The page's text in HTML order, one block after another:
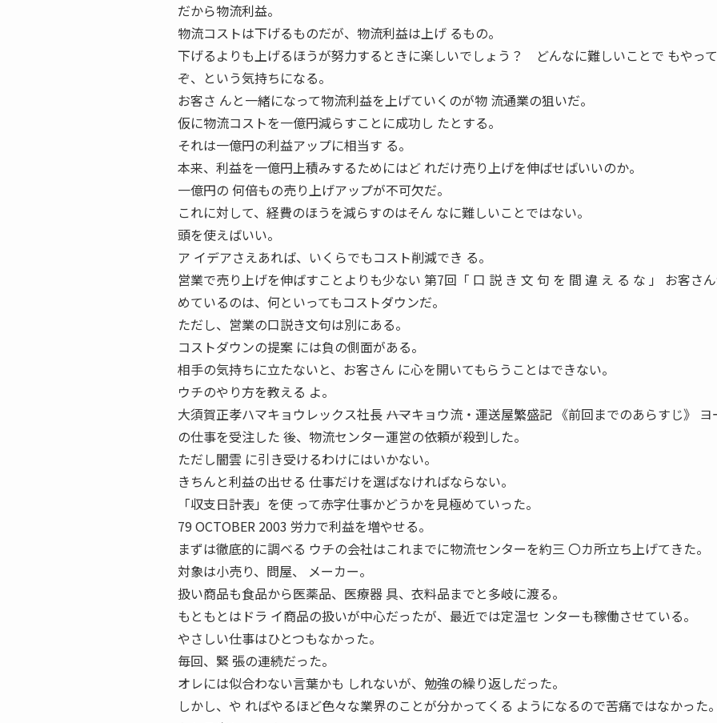
だから物流利益。
物流コストは下げるものだが、物流利益は上げ るもの。
下げるよりも上げるほうが努力するときに楽しいでしょう？ どんなに難しいことで もやっ
ぞ、という気持ちになる。
お客さ んと一緒になって物流利益を上げていくのが物 流通業の狙いだ。
仮に物流コストを一億円減らすことに成功し たとする。
それは一億円の利益アップに相当す る。
本来、利益を一億円上積みするためにはど れだけ売り上げを伸ばせばいいのか。
一億円の 何倍もの売り上げアップが不可欠だ。
これに対して、経費のほうを減らすのはそん なに難しいことではない。
頭を使えばいい。
ア イデアさえあれば、いくらでもコスト削減でき る。
営業で売り上げを伸ばすことよりも少ない 第7回「 口 説 き 文 句 を 間 違 え る な 」 お客さ
めているのは、何といってもコストダウンだ。
ただし、営業の口説き文句は別にある。
コストダウンの提案 には負の側面がある。
相手の気持ちに立たないと、お客さん に心を開いてもらうことはできない。
ウチのやり方を教える よ。
大須賀正孝ハマキョウレックス社長 ――ハマキョウ流・運送屋繁盛記 《前回までのあらすじ》 ヨ
の仕事を受注した 後、物流センター運営の依頼が殺到した。
ただし闇雲 に引き受けるわけにはいかない。
きちんと利益の出せる 仕事だけを選ばなければならない。
「収支日計表」を使 って赤字仕事かどうかを見極めていった。
79 OCTOBER 2003 労力で利益を増やせる。
まずは徹底的に調べる ウチの会社はこれまでに物流センターを約三 〇カ所立ち上げてきた。
対象は小売り、問屋、 メーカー。
扱い商品も食品から医薬品、医療器 具、衣料品までと多岐に渡る。
もともとはドラ イ商品の扱いが中心だったが、最近では定温セ ンターも稼働させている。
やさしい仕事はひとつもなかった。
毎回、緊 張の連続だった。
オレには似合わない言葉かも しれないが、勉強の繰り返しだった。
しかし、や ればやるほど色々な業界のことが分かってくる ようになるので苦痛ではなかった。